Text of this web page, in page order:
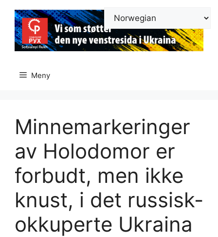
innhold
Meny
Minnemarkeringer
av Holodomor er
forbudt, men ikke
knust, i det russisk-
okkuperte Ukraina